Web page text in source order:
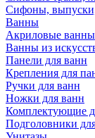
Сифоны,
Ванны
Акриловые ванны
Ванны из
Панели для ванн
Крепления для
Ручки для ванн
Ножки для ванн
Комплектующие
Подголовники